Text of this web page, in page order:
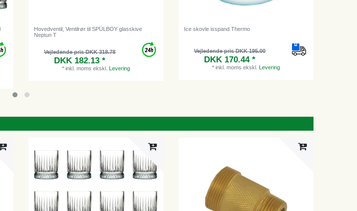
Hovedventil, Ventilrør til SPÜLBOY glasskive
Neptun T
Vejledende pris DKK 318.78
DKK 182.13 *
* inkl. moms ekskl. Levering
Ice skovle isspand Thermo
Vejledende pris DKK 195.00
DKK 170.44 *
* inkl. moms ekskl. Levering